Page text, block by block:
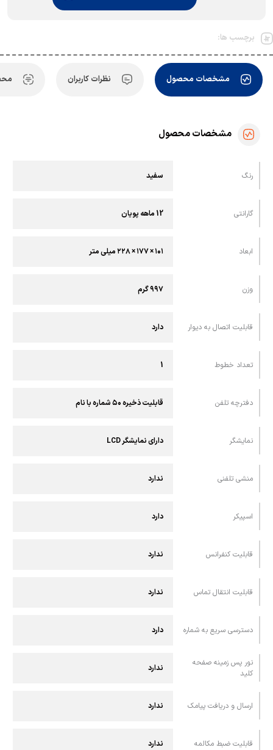
برچسب ها:
مشخصات محصول نظرات کاربران
مشخصات محصول
رنگ سفید
گارانتی 12 ماهه پویان
ابعاد ۱۰۱ × ۱۷۷ × ۲۲۸ ميلی متر
وزن ۹۹۷ گرم
قابليت اتصال به ديوار دارد
تعداد خطوط 1
دفترچه تلفن قابلیت ذخیره ۵۰ شماره با نام
نمايشگر دارای نمایشگر LCD
منشی تلفنی ندارد
اسپيکر دارد
قابليت کنفرانس ندارد
قابلیت انتقال تماس ندارد
دسترسی سریع به شماره دارد
نور پس زمینه صفحه
کلید
ندارد
ارسال و دريافت پيامک ندارد
قابلیت ضبط مکالمه ندارد